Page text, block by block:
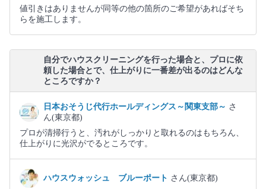
値引きはありませんが同等の他の箇所のご希望があればそち
らを施工します。
自分でハウスクリーニングを行った場合と、プロに依
頼した場合とで、仕上がりに一番差が出るのはどんな
ところですか？
日本おそうじ代行ホールディングス～関東支部～ さ
ん(東京都)
プロが清掃行うと、汚れがしっかりと取れるのはもちろん、
仕上がりに光沢がでるところです。
ハウスウォッシュ ブルーポート さん(東京都)